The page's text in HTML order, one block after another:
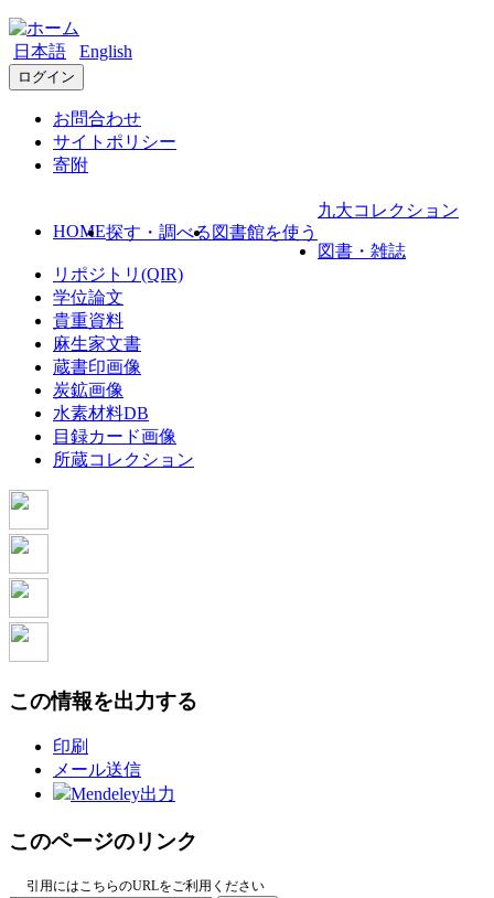
日本語 English
ログイン
お問合わせ
サイトポリシー
寄附
HOME探す・調べる 図書館を使う
九大コレクション
図書・雑誌
リポジトリ(QIR)
学位論文
貴重資料
麻生家文書
蔵書印画像
炭鉱画像
水素材料DB
目録カード画像
所蔵コレクション
この情報を出力する
印刷
メール送信
Mendeley出力
このページのリンク
引用にはこちらのURLをご利用ください